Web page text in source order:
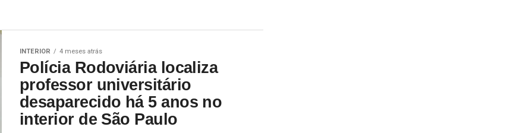
INTERIOR 4 meses atrás
Polícia Rodoviária localiza
professor universitário
desaparecido há 5 anos no
interior de São Paulo